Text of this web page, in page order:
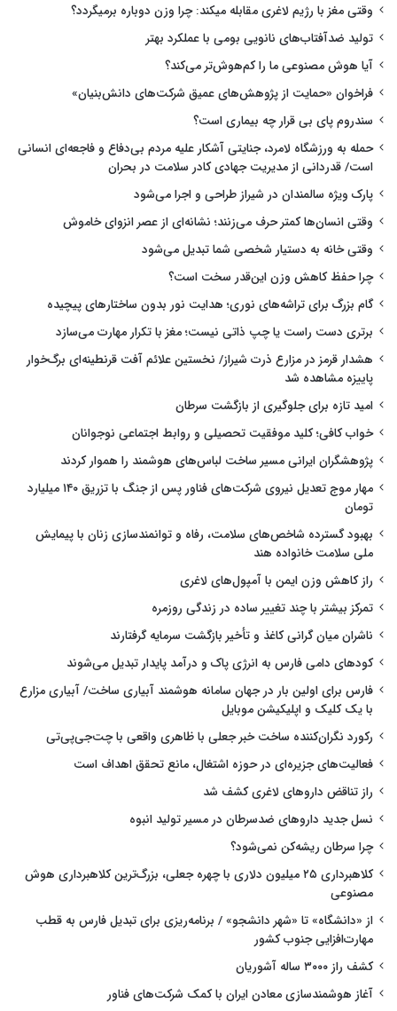
وقتی مغز با رژیم لاغری مقابله میکند: چرا وزن دوباره برمیگردد؟
تولید ضدآفتاب‌های نانویی بومی با عملکرد بهتر
آیا هوش مصنوعی ما را کم‌هوش‌تر می‌کند؟
فراخوان «حمایت از پژوهش‌های عمیق شرکت‌های دانش‌بنیان»
سندروم پای بی قرار چه بیماری است؟
حمله به ورزشگاه لامرد، جنایتی آشکار علیه مردم بی‌دفاع و فاجعه‌ای انسانی
است/ قدردانی از مدیریت جهادی کادر سلامت در بحران
پارک ویژه سالمندان در شیراز طراحی و اجرا می‌شود
وقتی انسان‌ها کمتر حرف می‌زنند؛ نشانه‌ای از عصر انزوای خاموش
وقتی خانه به دستیار شخصی شما تبدیل می‌شود
چرا حفظ کاهش وزن این‌قدر سخت است؟
گام بزرگ برای تراشه‌های نوری؛ هدایت نور بدون ساختارهای پیچیده
برتری دست راست یا چپ ذاتی نیست؛ مغز با تکرار مهارت می‌سازد
هشدار قرمز در مزارع ذرت شیراز/ نخستین علائم آفت قرنطینه‌ای برگ‌خوار
پاییزه مشاهده شد
امید تازه برای جلوگیری از بازگشت سرطان
خواب کافی؛ کلید موفقیت تحصیلی و روابط اجتماعی نوجوانان
پژوهشگران ایرانی مسیر ساخت لباس‌های هوشمند را هموار کردند
مهار موج تعدیل نیروی شرکت‌های فناور پس از جنگ با تزریق ۱۴۰ میلیارد
تومان
بهبود گسترده شاخص‌های سلامت، رفاه و توانمندسازی زنان با پیمایش
ملی سلامت خانواده هند
راز کاهش وزن ایمن با آمپول‌های لاغری
تمرکز بیشتر با چند تغییر ساده در زندگی روزمره
ناشران میان گرانی کاغذ و تأخیر بازگشت سرمایه گرفتارند
کودهای دامی فارس به انرژی پاک و درآمد پایدار تبدیل می‌شوند
فارس برای اولین بار در جهان سامانه هوشمند آبیاری ساخت/ آبیاری مزارع
با یک کلیک و اپلیکیشن موبایل
رکورد نگران‌کننده ساخت خبر جعلی با ظاهری واقعی با چت‌جی‌پی‌تی
فعالیت‌های جزیره‌ای در حوزه اشتغال، مانع تحقق اهداف است
راز تناقض داروهای لاغری کشف شد
نسل جدید داروهای ضدسرطان در مسیر تولید انبوه
چرا سرطان ریشه‌کن نمی‌شود؟
کلاهبرداری ۲۵ میلیون دلاری با چهره جعلی، بزرگ‌ترین کلاهبرداری هوش
مصنوعی
از «دانشگاه» تا «شهر دانشجو» / برنامه‌ریزی برای تبدیل فارس به قطب
مهارت‌افزایی جنوب کشور
کشف راز ۳۰۰۰ ساله آشوریان
آغاز هوشمندسازی معادن ایران با کمک شرکت‌های فناور